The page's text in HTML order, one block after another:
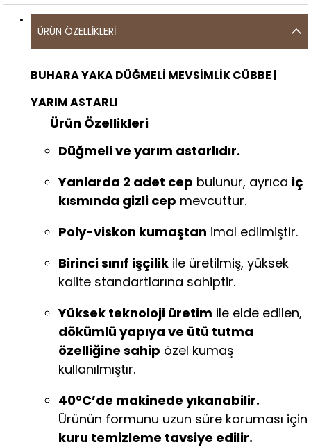
ÜRÜN ÖZELLIKLERI
BUHARA YAKA DÜĞMELİ MEVSİMLİK CÜBBE |
YARIM ASTARLI
Ürün Özellikleri
Düğmeli ve yarım astarlıdır.
Yanlarda 2 adet cep bulunur, ayrıca iç
kısmında gizli cep mevcuttur.
Poly-viskon kumaştan imal edilmiştir.
Birinci sınıf işçilik ile üretilmiş, yüksek
kalite standartlarına sahiptir.
Yüksek teknoloji üretim ile elde edilen,
dökümlü yapıya ve ütü tutma
özelliğine sahip özel kumaş
kullanılmıştır.
40°C’de makinede yıkanabilir.
Ürünün formunu uzun süre koruması için
kuru temizleme tavsiye edilir.